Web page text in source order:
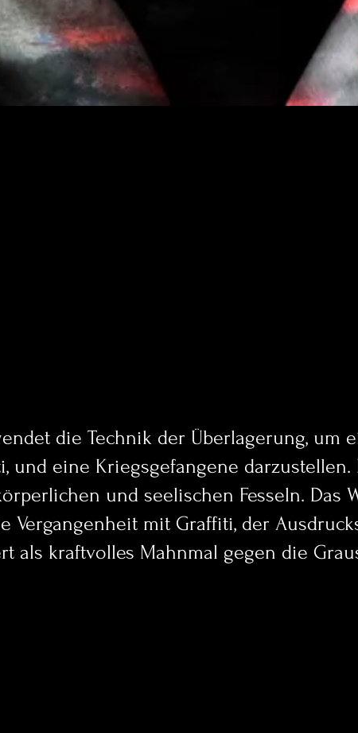
die Technik der Überlagerung, um
und eine Kriegsgefangene
und seelischen Fesseln. Das
Vergangenheit mit Graffiti, der
als kraftvolles Mahnmal gegen die